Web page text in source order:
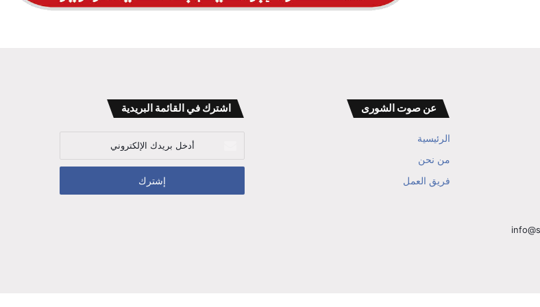
عن صوت الشورى
الرئيسية
من نحن
فريق العمل
اشترك في القائمة البريدية
الإلكتروني